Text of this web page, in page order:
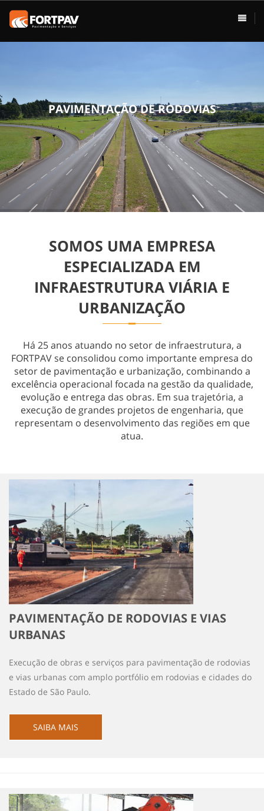
Vias Urbanas
Rodovias
Drenagem
Terraplenagem
Conservação
PAVIMENTAÇÃODERODOVIAS
SOMOS UMA EMPRESA
ESPECIALIZADA EM
INFRAESTRUTURA VIÁRIA E
URBANIZAÇÃO
Há 25 anos atuando no setor de infraestrutura, a
FORTPAV se consolidou como importante empresa do
setor de pavimentação e urbanização, combinando a
excelência operacional focada na gestão da qualidade,
evolução e entrega das obras. Em sua trajetória, a
execução de grandes projetos de engenharia, que
representam o desenvolvimento das regiões em que
atua.
PAVIMENTAÇÃO DE RODOVIAS E VIAS
URBANAS
Execução de obras e serviços para pavimentação de rodovias
e vias urbanas com amplo portfólio em rodovias e cidades do
Estado de São Paulo.
SAIBA MAIS